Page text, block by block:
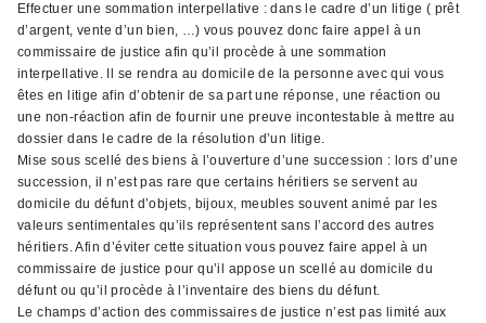
Effectuer une sommation interpellative : dans le cadre d’un litige ( prêt
d’argent, vente d’un bien, …) vous pouvez donc faire appel à un
commissaire de justice afin qu’il procède à une sommation
interpellative. Il se rendra au domicile de la personne avec qui vous
êtes en litige afin d’obtenir de sa part une réponse, une réaction ou
une non-réaction afin de fournir une preuve incontestable à mettre au
dossier dans le cadre de la résolution d’un litige.
Mise sous scellé des biens à l’ouverture d’une succession : lors d’une
succession, il n’est pas rare que certains héritiers se servent au
domicile du défunt d’objets, bijoux, meubles souvent animé par les
valeurs sentimentales qu’ils représentent sans l’accord des autres
héritiers. Afin d’éviter cette situation vous pouvez faire appel à un
commissaire de justice pour qu’il appose un scellé au domicile du
défunt ou qu’il procède à l’inventaire des biens du défunt.
Le champs d’action des commissaires de justice n’est pas limité aux